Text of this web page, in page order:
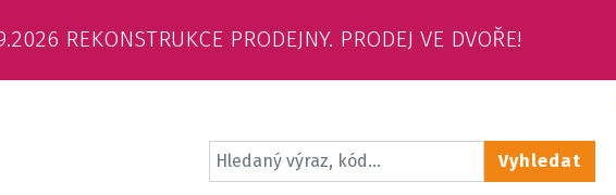
REKONSTRUKCE PRODEJNY. PRODEJ VE DVOŘE!
Vyhledat